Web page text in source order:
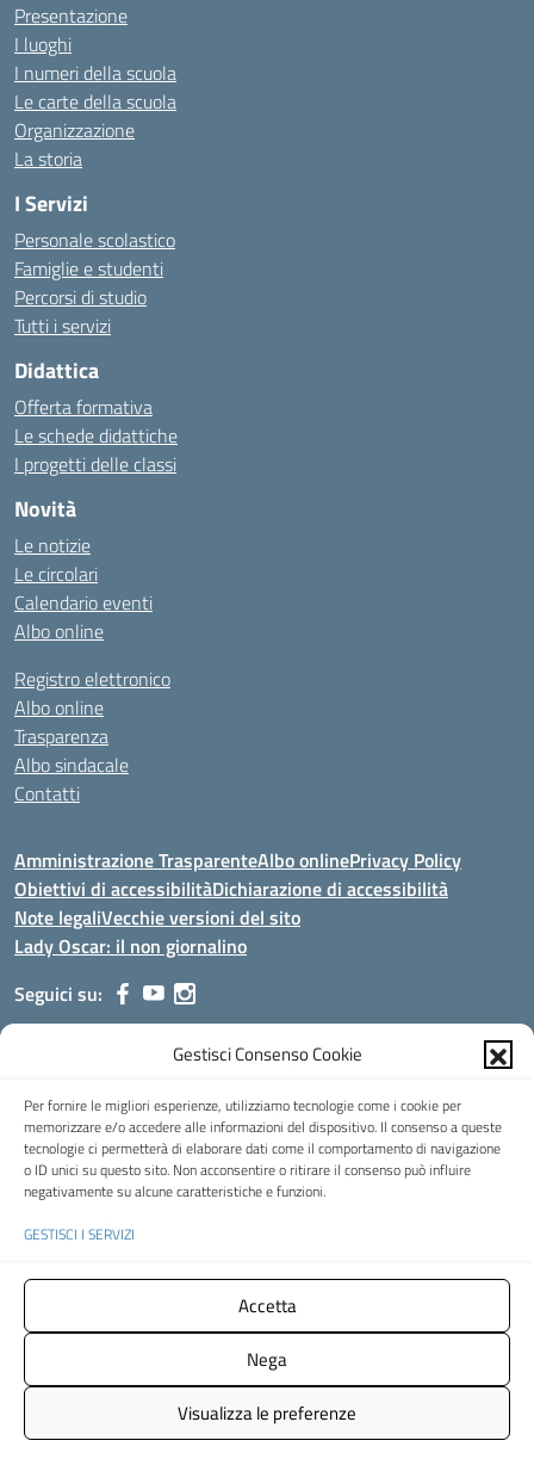
Gestisci Consenso Cookie
Per fornire le migliori esperienze, utilizziamo tecnologie come i cookie per
memorizzare e/o accedere alle informazioni del dispositivo. Il consenso a queste
tecnologie ci permetterà di elaborare dati come il comportamento di navigazione
o ID unici su questo sito. Non acconsentire o ritirare il consenso può influire
negativamente su alcune caratteristiche e funzioni.
GESTISCI I SERVIZI
Accetta
Nega
Visualizza le preferenze
Presentazione
I luoghi
I numeri della scuola
Le carte della scuola
Organizzazione
La storia
I Servizi
Personale scolastico
Famiglie e studenti
Percorsi di studio
Tutti i servizi
Didattica
Offerta formativa
Le schede didattiche
I progetti delle classi
Novità
Le notizie
Le circolari
Calendario eventi
Albo online
Registro elettronico
Albo online
Trasparenza
Albo sindacale
Contatti
Amministrazione TrasparenteAlbo onlinePrivacy Policy
Obiettivi di accessibilitàDichiarazione di accessibilità
Note legaliVecchie versioni del sito
Lady Oscar: il non giornalino
Seguici su:
Viale Aldo Moro, 51 - 24021 Albino (Bg)
Posta elettronica certificata (PEC):bgis00900b@pec.istruzione.it
Codice fiscale: 95002390169
Codice meccanografico:BGIS00900B
Codice unico di fatturazione (CUF): UFMHLX
Spazio web concesso in uso gratuito daWeb3king, via Pertini 8 ALBINO
Concept & Design by Designers Italia
- Versione del tema: